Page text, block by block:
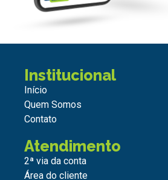
Institucional
Início
Quem Somos
Contato
Atendimento
2ª via da conta
Área do cliente